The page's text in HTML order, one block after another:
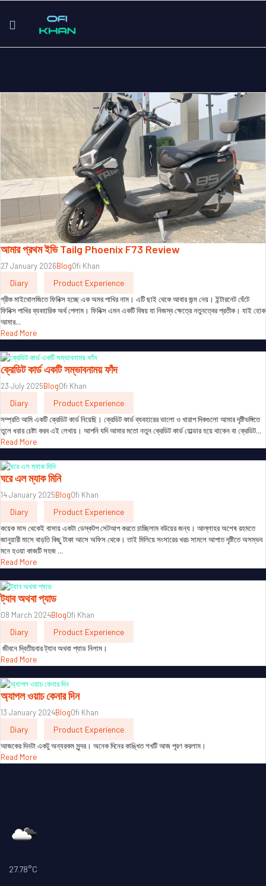
আমার প্রথম ইভি Tailg Phoenix F73 Review
27 January 2026BlogOfi Khan
Diary Product Experience
গ্রীক মাইথোলজিতে ফিনিক্স হচ্ছে এক অমর পাখির নাম। এটি ছাই থেকে আবার জন্ম নেয়। ইন্টারনেট ঘেঁটে
ফিনিক্স পাখির ব্যবহারিক অর্থ পেলাম। ফিনিক্স এমন একটি বিষয় যা নিজস্ব ক্ষেত্রে নতুনত্বের প্রতীক। যাই হোক
আমার...
Read More
ক্রেডিট কার্ড একটি সম্ভাবনাময় ফাঁদ
23 July 2025BlogOfi Khan
Diary Product Experience
সম্প্রতি আমি একটি ক্রেডিট কার্ড নিয়েছি। ক্রেডিট কার্ড ব্যবহারের ভালো ও খারাপ দিকগুলো আমার দৃষ্টিভঙ্গিতে
তুলে ধরার চেষ্টা করব এই লেখায়। আপনি যদি আমার মতো নতুন ক্রেডিট কার্ড হোল্ডার হয়ে থাকেন বা ক্রেডিট...
Read More
ঘরে এল ম্যাক মিনি
14 January 2025BlogOfi Khan
Diary Product Experience
কয়েক মাস থেকেই বাসায় একটা ডেস্কটপ সেটআপ করতে চাচ্ছিলাম বউয়ের জন্য। আল্লাহর অশেষ রহমতে
জানুয়ারী মাসে বাড়তি কিছু টাকা আসে অফিস থেকে। তাই মিলিয়ে সংসারের খরচ সামলে আপাত দৃষ্টিতে অসম্ভব
মনে হওয়া কাজটি সহজ ...
Read More
ট্যাব অথবা প্যাড
08 March 2024BlogOfi Khan
Diary Product Experience
জীবনে দ্বিতীয়বার ট্যাব অথবা প্যাড নিলাম।
Read More
অ্যাপল ওয়াচ কেনার দিন
13 January 2024BlogOfi Khan
Diary Product Experience
আজকের দিনটা একটু অন্যরকম সুন্দর। অনেক দিনের কাঙ্খিত শখটি আজ পূরণ করলাম।
Read More
27.78°C